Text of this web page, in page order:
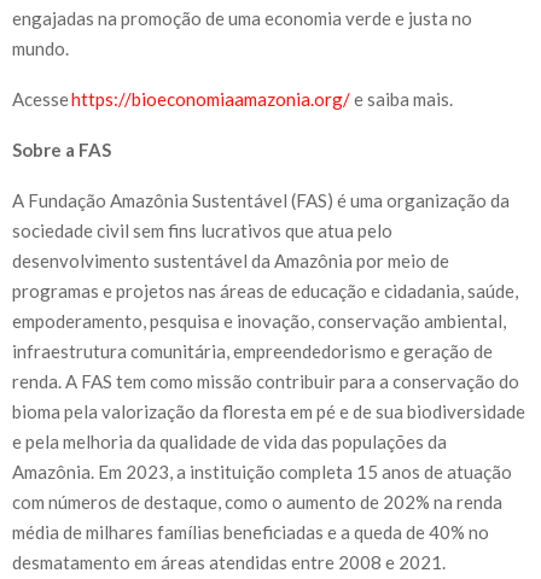
engajadas na promoção de uma economia verde e justa no
mundo.
Acessehttps://bioeconomiaamazonia.org/e saiba mais.
Sobre a FAS
A Fundação Amazônia Sustentável (FAS) é uma organização da
sociedade civil sem fins lucrativos que atua pelo
desenvolvimento sustentável da Amazônia por meio de
programas e projetos nas áreas de educação e cidadania, saúde,
empoderamento, pesquisa e inovação, conservação ambiental,
infraestrutura comunitária, empreendedorismo e geração de
renda. A FAS tem como missão contribuir para a conservação do
bioma pela valorização da floresta em pé e de sua biodiversidade
e pela melhoria da qualidade de vida das populações da
Amazônia. Em 2023, a instituição completa 15 anos de atuação
com números de destaque, como o aumento de 202% na renda
média de milhares famílias beneficiadas e a queda de 40% no
desmatamento em áreas atendidas entre 2008 e 2021.